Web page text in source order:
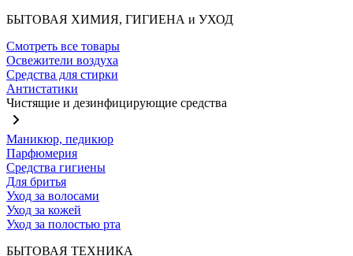
БЫТОВАЯ ХИМИЯ, ГИГИЕНА и УХОД
Смотреть все товары
Освежители воздуха
Средства для стирки
Антистатики
Чистящие и дезинфицирующие средства
Маникюр, педикюр
Парфюмерия
Средства гигиены
Для бритья
Уход за волосами
Уход за кожей
Уход за полостью рта
БЫТОВАЯ ТЕХНИКА